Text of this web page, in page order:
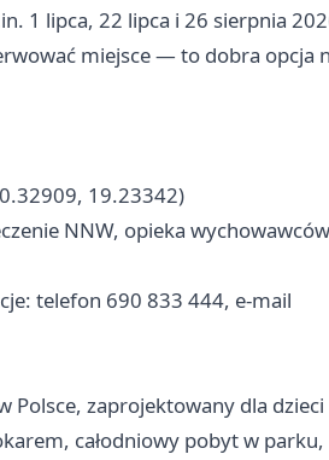
1 lipca, 22 lipca i 26 sierpnia
miejsce — to dobra opcja
19.23342)
NNW, opieka wychowawców
telefon 690 833 444, e‑mail
Polsce, zaprojektowany dla dzieci
całodniowy pobyt w parku,